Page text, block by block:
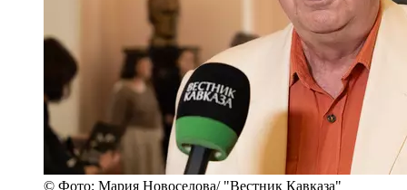
© Фото: Мария Новоселова/ "Вестник Кавказа"